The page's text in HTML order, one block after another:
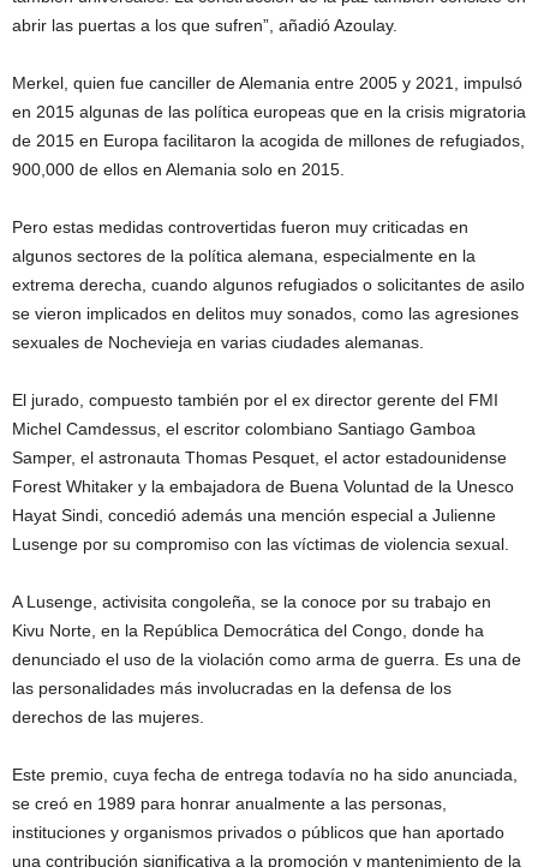
abrir las puertas a los que sufren”, añadió Azoulay.
Merkel, quien fue canciller de Alemania entre 2005 y 2021, impulsó
en 2015 algunas de las política europeas que en la crisis migratoria
de 2015 en Europa facilitaron la acogida de millones de refugiados,
900,000 de ellos en Alemania solo en 2015.
Pero estas medidas controvertidas fueron muy criticadas en
algunos sectores de la política alemana, especialmente en la
extrema derecha, cuando algunos refugiados o solicitantes de asilo
se vieron implicados en delitos muy sonados, como las agresiones
sexuales de Nochevieja en varias ciudades alemanas.
El jurado, compuesto también por el ex director gerente del FMI
Michel Camdessus, el escritor colombiano Santiago Gamboa
Samper, el astronauta Thomas Pesquet, el actor estadounidense
Forest Whitaker y la embajadora de Buena Voluntad de la Unesco
Hayat Sindi, concedió además una mención especial a Julienne
Lusenge por su compromiso con las víctimas de violencia sexual.
A Lusenge, activisita congoleña, se la conoce por su trabajo en
Kivu Norte, en la República Democrática del Congo, donde ha
denunciado el uso de la violación como arma de guerra. Es una de
las personalidades más involucradas en la defensa de los
derechos de las mujeres.
Este premio, cuya fecha de entrega todavía no ha sido anunciada,
se creó en 1989 para honrar anualmente a las personas,
instituciones y organismos privados o públicos que han aportado
una contribución significativa a la promoción y mantenimiento de la